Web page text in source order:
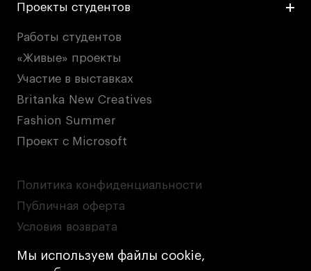
Мы используем файлы cookie,
Проекты студентов
Работы студентов
«Живые» проекты
Участие в выставках
Britanka New Creatives
Fashion Summer
Проект с Microsoft
Политика конфиденциальности
Публичная оферта
Условия возврата
Кредит на образование с господдержкой
Лицензия на осуществление образовательной